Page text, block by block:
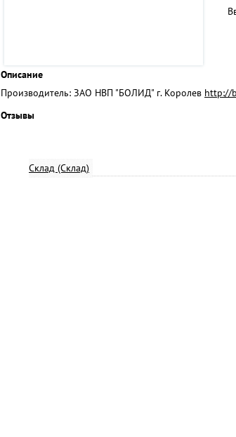
Описание
Производитель: ЗАО НВП "БОЛИД" г. Королев http://
Отзывы
Склад (Склад)